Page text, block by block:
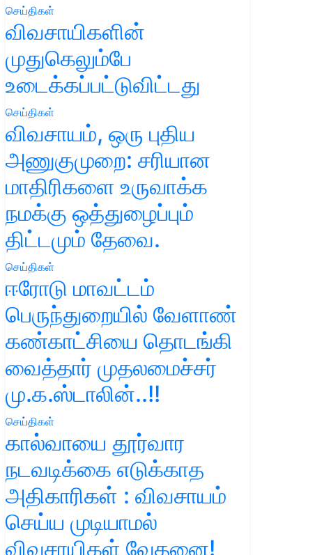
செய்திகள்
விவசாயிகளின்
முதுகெலும்பே
உடைக்கப்பட்டுவிட்டது
செய்திகள்
விவசாயம், ஒரு புதிய
அணுகுமுறை: சரியான
மாதிரிகளை உருவாக்க
நமக்கு ஒத்துழைப்பும்
திட்டமும் தேவை.
செய்திகள்
ஈரோடு மாவட்டம்
பெருந்துறையில் வேளாண்
கண்காட்சியை தொடங்கி
வைத்தார் முதலமைச்சர்
மு.க.ஸ்டாலின்..!!
செய்திகள்
கால்வாயை தூர்வார
நடவடிக்கை எடுக்காத
அதிகாரிகள் : விவசாயம்
செய்ய முடியாமல்
விவசாயிகள் வேதனை!